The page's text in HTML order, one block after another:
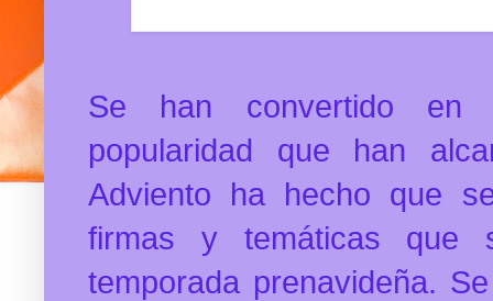
Se han convertido en
popularidad que han
Adviento ha hecho que
firmas y temáticas que
temporada prenavideña.